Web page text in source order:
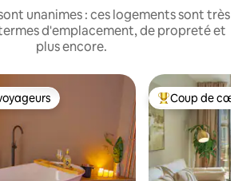
unanimes : ces logements sont très
d'emplacement, de propreté et
plus encore.
Coups de cœur
Coup de cœur